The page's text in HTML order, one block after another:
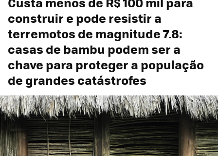
construir e pode resistir a
terremotos de magnitude 7.8:
casas de bambu podem ser a
chave para proteger a população
de grandes catástrofes